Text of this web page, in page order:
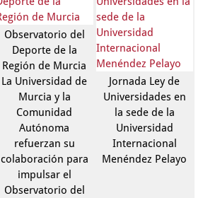
Observatorio del
Deporte de la
Región de Murcia
La Universidad de
Murcia y la
Comunidad
Autónoma
refuerzan su
colaboración para
impulsar el
Observatorio del
Jornada Ley de
Universidades en
la sede de la
Universidad
Internacional
Menéndez Pelayo